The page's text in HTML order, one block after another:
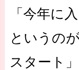
「今年に
というの
スタート